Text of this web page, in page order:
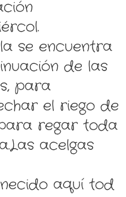
se encuentra
de las
para
el riego de
regar toda
acelgas
aquí tod